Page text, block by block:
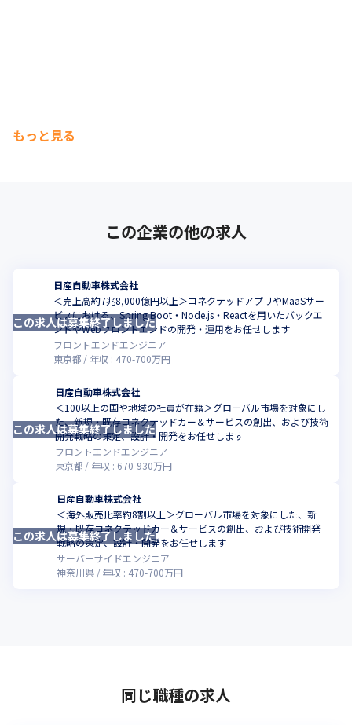
もっと見る
この企業の他の求人
日産自動車株式会社
＜売上高約7兆8,000億円以上＞コネクテッドアプリやMaaSサー
ビスにおける、Spring Boot・Node.js・Reactを用いたバックエ
ンドやWebフロントエンドの開発・運用をお任せします
フロントエンドエンジニア
東京都
年収 : 470-700万円
この求人は募集終了しました
日産自動車株式会社
＜100以上の国や地域の社員が在籍＞グローバル市場を対象にし
た、新規・既存コネクテッドカー＆サービスの創出、および技術
開発戦略の策定、設計・開発をお任せします
フロントエンドエンジニア
東京都
年収 : 670-930万円
この求人は募集終了しました
日産自動車株式会社
＜海外販売比率約8割以上＞グローバル市場を対象にした、新
規・既存コネクテッドカー＆サービスの創出、および技術開発
戦略の策定、設計・開発をお任せします
サーバーサイドエンジニア
神奈川県
年収 : 470-700万円
この求人は募集終了しました
同じ職種の求人